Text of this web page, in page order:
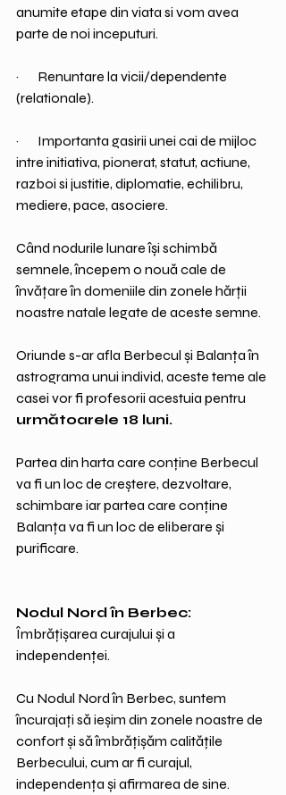
anumite etape din viata si vom avea
parte de noi inceputuri.
·       Renuntare la vicii/dependente
(relationale).
·       Importanta gasirii unei cai de mijloc
intre initiativa, pionerat, statut, actiune,
razboi si justitie, diplomatie, echilibru,
mediere, pace, asociere.
Când nodurile lunare își schimbă
semnele, începem o nouă cale de
învățare în domeniile din zonele hărții
noastre natale legate de aceste semne.
Oriunde s-ar afla Berbecul și Balanța în
astrograma unui individ, aceste teme ale
casei vor fi profesorii acestuia pentru
următoarele 18 luni.
Partea din harta care conține Berbecul
va fi un loc de creștere, dezvoltare,
schimbare iar partea care conține
Balanța va fi un loc de eliberare și
purificare.
Nodul Nord în Berbec:
Îmbrățișarea curajului și a
independenței.
Cu Nodul Nord în Berbec, suntem
încurajați să ieșim din zonele noastre de
confort și să îmbrățișăm calitățile
Berbecului, cum ar fi curajul,
independența și afirmarea de sine.